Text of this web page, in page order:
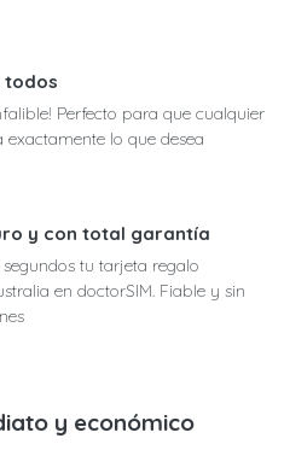
todos
Perfecto para que cualquier
exactamente lo que desea
y con total garantía
tu tarjeta regalo
en doctorSIM. Fiable y sin
y económico